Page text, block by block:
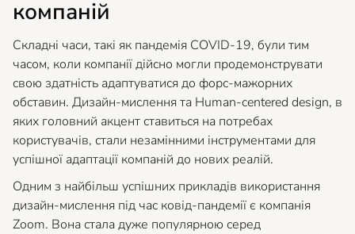
компаній
Складні часи, такі як пандемія COVID-19, були тим
часом, коли компанії дійсно могли продемонструвати
свою здатність адаптуватися до форс-мажорних
обставин. Дизайн-мислення та Human-centered design, в
яких головний акцент ставиться на потребах
користувачів, стали незамінними інструментами для
успішної адаптації компаній до нових реалій.
Одним з найбільш успішних прикладів використання
дизайн-мислення під час ковід-пандемії є компанія
Zoom. Вона стала дуже популярною серед